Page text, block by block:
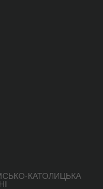
КАТОЛИЦЬКА